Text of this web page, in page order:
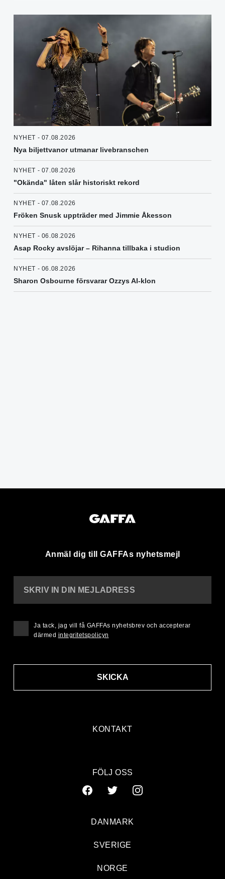
NYHET - 07.08.2026
Nya biljettvanor utmanar livebranschen
NYHET - 07.08.2026
"Okända" låten slår historiskt rekord
NYHET - 07.08.2026
Fröken Snusk uppträder med Jimmie Åkesson
NYHET - 06.08.2026
Asap Rocky avslöjar – Rihanna tillbaka i studion
NYHET - 06.08.2026
Sharon Osbourne försvarar Ozzys AI-klon
Anmäl dig till GAFFAs nyhetsmejl
KONTAKT
SKRIV IN DIN MEJLADRESS
SKICKA
Ja tack, jag vill få GAFFAs nyhetsbrev och accepterar
därmed integritetspolicyn
FÖLJ OSS
DANMARK
SVERIGE
NORGE